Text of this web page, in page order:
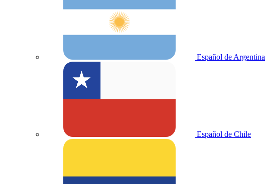
Español de Argentina
Español de Chile